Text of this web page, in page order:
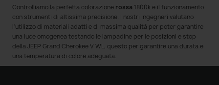
Controlliamo la perfetta colorazione rossa 1800k e il funzionamento
con strumenti di altissima precisione. I nostri ingegneri valutano
l'utilizzo di materiali adatti e di massima qualità per poter garantire
una luce omogenea testando le lampadine per le posizioni e stop
della JEEP Grand Cherokee V WL, questo per garantire una durata e
una temperatura di colore adeguata.